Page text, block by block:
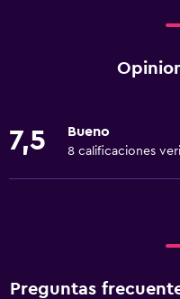
7,5 Bueno
8 calificaciones
Preguntas